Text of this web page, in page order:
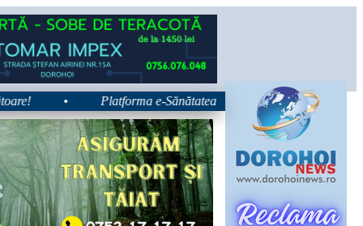
• Platforma e-Sănătatea Mea devine disponibilă pe 1